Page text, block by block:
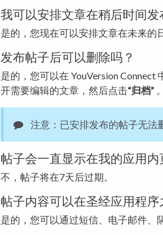
我可以安排文章在稍后时间发
是的，您现在可以安排文章在未来的
发布帖子后可以删除吗？
是的，您可以在 YouVersion Connect
开需要编辑的文章，然后点击“归档”
注意：已安排发布的帖子无法
帖子会一直显示在我的应用内
不，帖子将在7天后过期。
帖子内容可以在圣经应用程序
是的，您可以通过短信、电子邮件、